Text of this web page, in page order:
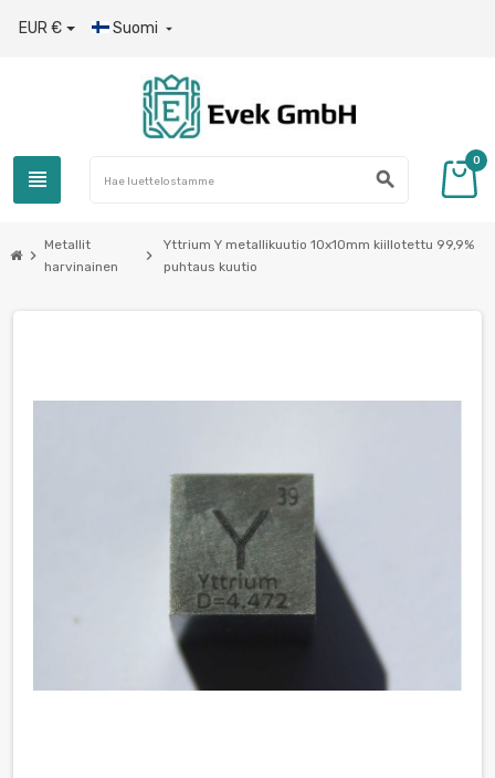
EUR € Suomi 
view_headline search
0
chevron_right
Metallit
harvinainen
chevron_right
Yttrium Y metallikuutio 10x10mm kiillotettu 99,9%
puhtaus kuutio